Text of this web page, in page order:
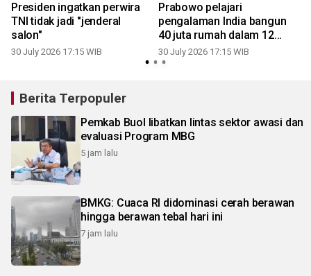
Presiden ingatkan perwira
TNI tidak jadi "jenderal
salon"
30 July 2026 17:15 WIB
Prabowo pelajari
pengalaman India bangun
40 juta rumah dalam 12
tahun
30 July 2026 17:15 WIB
Berita Terpopuler
Pemkab Buol libatkan lintas sektor awasi dan
evaluasi Program MBG
5 jam lalu
BMKG: Cuaca RI didominasi cerah berawan
hingga berawan tebal hari ini
7 jam lalu